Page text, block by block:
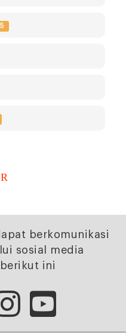
5
berkomunikasi
sosial media
ini